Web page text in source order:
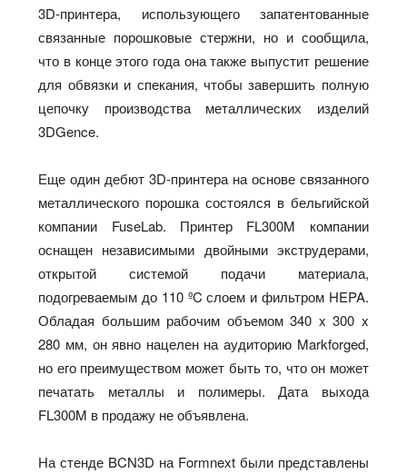
3D-принтера, использующего запатентованные
связанные порошковые стержни, но и сообщила,
что в конце этого года она также выпустит решение
для обвязки и спекания, чтобы завершить полную
цепочку производства металлических изделий
3DGence.
Еще один дебют 3D-принтера на основе связанного
металлического порошка состоялся в бельгийской
компании FuseLab. Принтер FL300M компании
оснащен независимыми двойными экструдерами,
открытой системой подачи материала,
подогреваемым до 110 ºC слоем и фильтром HEPA.
Обладая большим рабочим объемом 340 x 300 x
280 мм, он явно нацелен на аудиторию Markforged,
но его преимуществом может быть то, что он может
печатать металлы и полимеры. Дата выхода
FL300M в продажу не объявлена.
На стенде BCN3D на Formnext были представлены